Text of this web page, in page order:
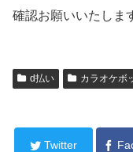
確認お願いいたしま
d払い カラオケボ
Twitter